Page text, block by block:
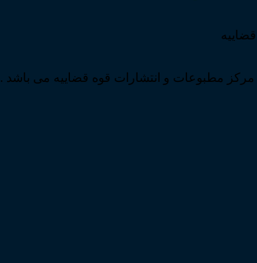
مطبوعات و انتشارات قوه قضاییه می باشد .